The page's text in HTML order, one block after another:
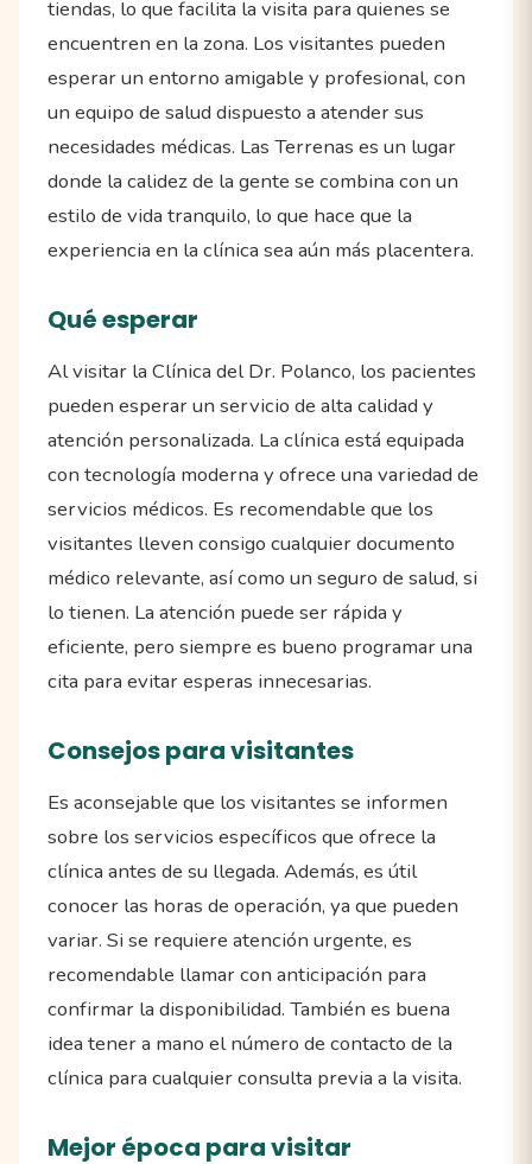
tiendas, lo que facilita la visita para quienes se
encuentren en la zona. Los visitantes pueden
esperar un entorno amigable y profesional, con
un equipo de salud dispuesto a atender sus
necesidades médicas. Las Terrenas es un lugar
donde la calidez de la gente se combina con un
estilo de vida tranquilo, lo que hace que la
experiencia en la clínica sea aún más placentera.
Qué esperar
Al visitar la Clínica del Dr. Polanco, los pacientes
pueden esperar un servicio de alta calidad y
atención personalizada. La clínica está equipada
con tecnología moderna y ofrece una variedad de
servicios médicos. Es recomendable que los
visitantes lleven consigo cualquier documento
médico relevante, así como un seguro de salud, si
lo tienen. La atención puede ser rápida y
eficiente, pero siempre es bueno programar una
cita para evitar esperas innecesarias.
Consejos para visitantes
Es aconsejable que los visitantes se informen
sobre los servicios específicos que ofrece la
clínica antes de su llegada. Además, es útil
conocer las horas de operación, ya que pueden
variar. Si se requiere atención urgente, es
recomendable llamar con anticipación para
confirmar la disponibilidad. También es buena
idea tener a mano el número de contacto de la
clínica para cualquier consulta previa a la visita.
Mejor época para visitar